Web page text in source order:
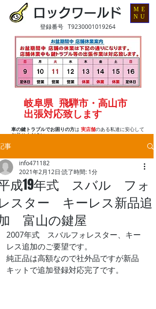
ロックワールド
車の鍵トラブルでお困りの方は 実店舗のある私達に安心して
お任せください
岐阜県 飛騨市・高山市
出張対応致します
登録番号 T9230001019264
ME
NU
事
成19年式 スバル フォ
スター キーレス新品追
富山の鍵屋
info471182
2021年2月12日 読了時間: 1分
2007年式　スバルフォレスター、キー
レス追加のご要望です。
純正品は高額なので社外品ですが新品
キットで追加登録対応完了です。